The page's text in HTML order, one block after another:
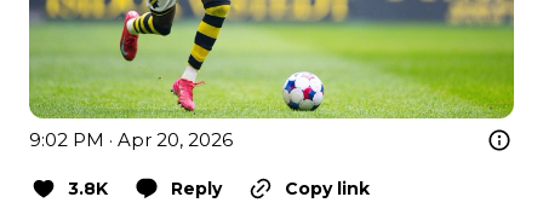
9:02 PM · Apr 20, 2026
3.8K Reply
Copy link